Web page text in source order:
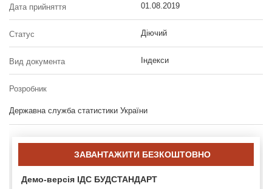
Дата прийняття 01.08.2019
Статус Діючий
Вид документа Індекси
Розробник
Державна служба статистики України
ЗАВАНТАЖИТИ БЕЗКОШТОВНО
Демо-версія ІДС БУДСТАНДАРТ